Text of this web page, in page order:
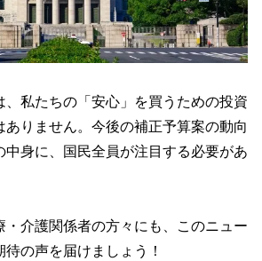
、私たちの「安心」を買うための投資
ありません。今後の補正予算案の動向
中身に、国民全員が注目する必要があ
・介護関係者の方々にも、このニュー
の声を届けましょう！